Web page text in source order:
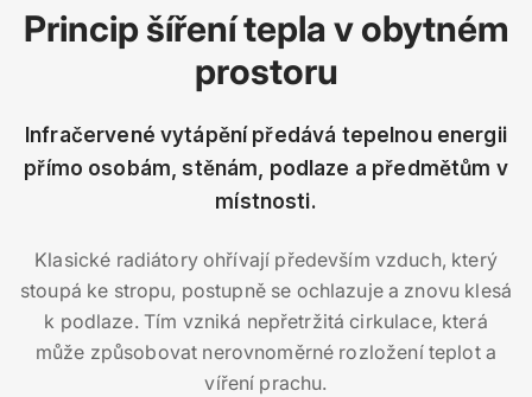
Princip šíření tepla v obytném
prostoru
Infračervené vytápění předává tepelnou energii
přímo osobám, stěnám, podlaze a předmětům v
místnosti.
Klasické radiátory ohřívají především vzduch, který
stoupá ke stropu, postupně se ochlazuje a znovu klesá
k podlaze. Tím vzniká nepřetržitá cirkulace, která
může způsobovat nerovnoměrné rozložení teplot a
víření prachu.